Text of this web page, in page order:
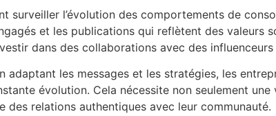
surveiller l’évolution des comportements de
et les publications qui reflètent des valeurs
dans des collaborations avec des
adaptant les messages et les stratégies, les
évolution. Cela nécessite non seulement
des relations authentiques avec leur communauté.